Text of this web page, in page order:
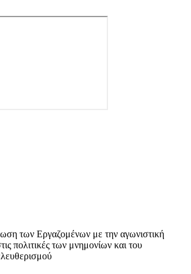
των Εργαζομένων με την αγωνιστική
πολιτικές των μνημονίων και του